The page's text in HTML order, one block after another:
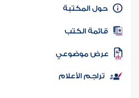
كتاب الأمة
المكتبة
الكتب
موضوعي